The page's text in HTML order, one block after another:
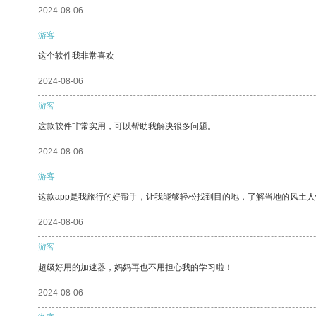
2024-08-06
游客
这个软件我非常喜欢
2024-08-06
游客
这款软件非常实用，可以帮助我解决很多问题。
2024-08-06
游客
这款app是我旅行的好帮手，让我能够轻松找到目的地，了解当地的风土
2024-08-06
游客
超级好用的加速器，妈妈再也不用担心我的学习啦！
2024-08-06